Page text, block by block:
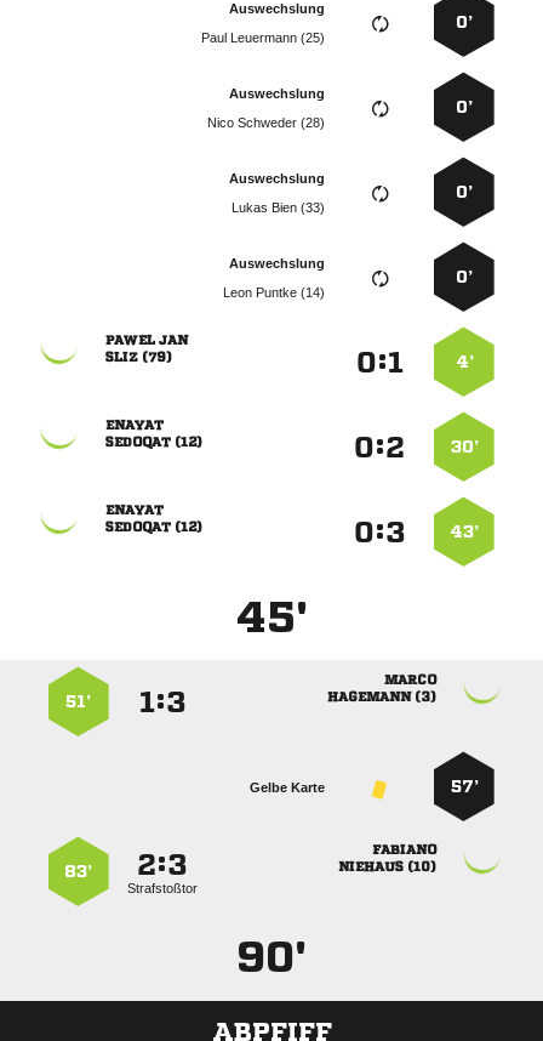
0’
Auswechslung
  
0’
Auswechslung
  
0’
Auswechslung
  
0’
Auswechslung
  
4’
:
 
 
30’
:

 
43’
:

 
45'

 
:
51’
57’
Gelbe Karte

 
:
Strafstoßtor
83’
90'
ABPFIFF